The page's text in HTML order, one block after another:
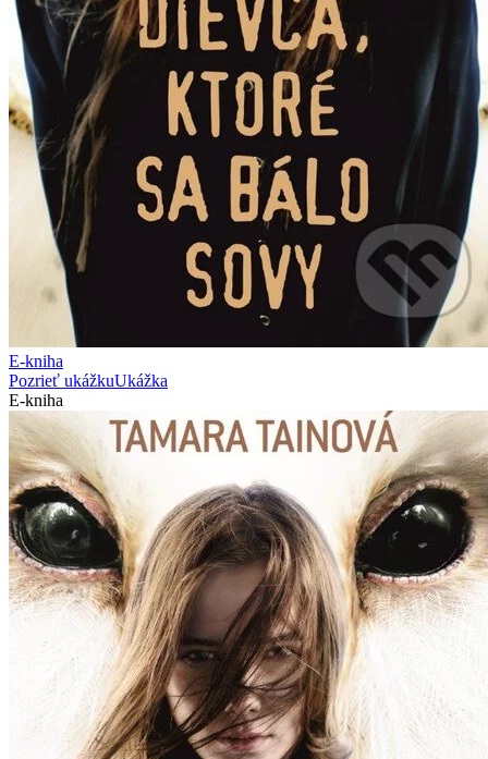
E-kniha
Pozrieť ukážkuUkážka
E-kniha